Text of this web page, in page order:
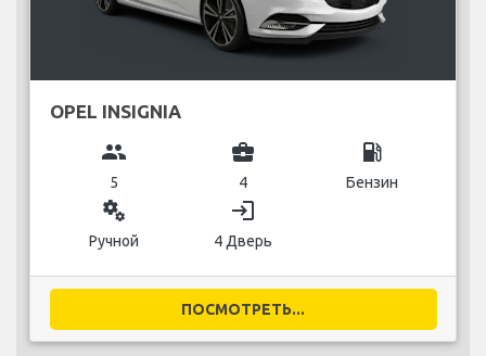
OPEL INSIGNIA
group
5
business_center
4
local_gas_station
Бензин
miscellaneous_services
Ручной
login
4 Дверь
ПОСМОТРЕТЬ...